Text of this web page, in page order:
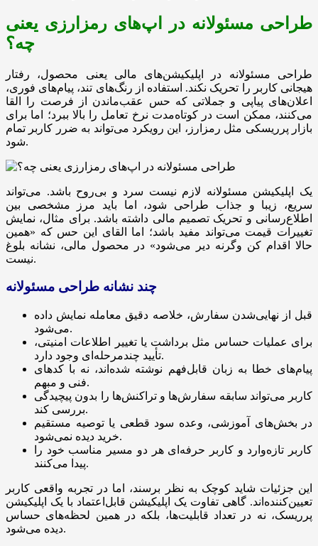
طراحی مسئولانه در اپ‌های رمزارزی یعنی
چه؟
طراحی مسئولانه در اپلیکیشن‌های مالی یعنی محصول، رفتار
هیجانی کاربر را تحریک نکند. استفاده از رنگ‌های تند، پیام‌های فوری،
اعلان‌های پیاپی و جملاتی که حس عقب‌ماندن از فرصت را القا
می‌کنند، ممکن است در کوتاه‌مدت نرخ تعامل را بالا ببرد؛ اما برای
بازار پرریسکی مثل رمزارز، این رویکرد می‌تواند به ضرر کاربر تمام
شود.
یک اپلیکیشن مسئولانه لازم نیست سرد و بی‌روح باشد. می‌تواند
سریع، زیبا و جذاب طراحی شود، اما باید مرز مشخصی بین
اطلاع‌رسانی و تحریک تصمیم مالی داشته باشد. برای مثال، نمایش
تغییرات قیمت می‌تواند مفید باشد؛ اما القای این حس که «همین
حالا اقدام کن وگرنه دیر می‌شود» در محصول مالی، نشانه بلوغ
نیست.
چند نشانه طراحی مسئولانه
قبل از نهایی‌شدن سفارش، خلاصه دقیق معامله نمایش داده
می‌شود.
برای عملیات حساس مثل برداشت یا تغییر اطلاعات امنیتی،
تأیید چندمرحله‌ای وجود دارد.
پیام‌های خطا به زبان قابل‌فهم نوشته شده‌اند، نه با کدهای
فنی و مبهم.
کاربر می‌تواند سابقه سفارش‌ها و تراکنش‌ها را بدون پیچیدگی
بررسی کند.
در بخش‌های آموزشی، وعده سود قطعی یا توصیه مستقیم
خرید دیده نمی‌شود.
کاربر تازه‌وارد و کاربر حرفه‌ای هر دو مسیر مناسب خود را
پیدا می‌کنند.
این جزئیات شاید کوچک به نظر برسند، اما در تجربه واقعی کاربر
تعیین‌کننده‌اند. گاهی تفاوت یک اپلیکیشن قابل‌اعتماد با یک اپلیکیشن
پرریسک، نه در تعداد قابلیت‌ها، بلکه در همین لحظه‌های حساس
دیده می‌شود.